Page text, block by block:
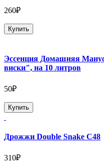
260₽
Купить
Эссенция Домашняя
виски", на 10 литров
50₽
Купить
Дрожжи Double Snake C48
310₽